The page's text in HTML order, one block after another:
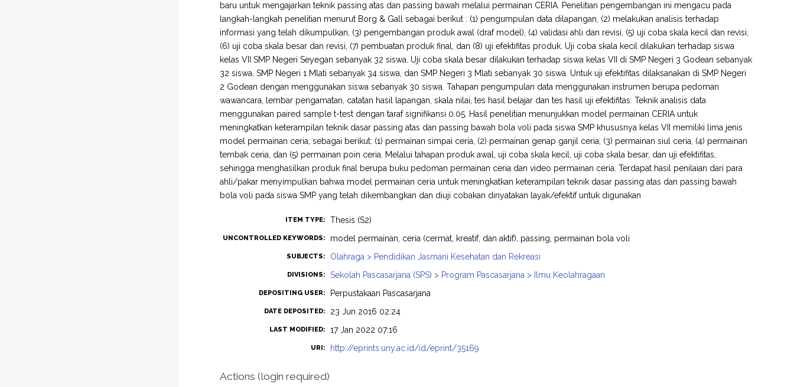
baru untuk mengajarkan teknik passing atas dan passing bawah melalui permainan CERIA. Penelitian pengembangan ini mengacu pada
langkah-langkah penelitian menurut Borg & Gall sebagai berikut : (1) pengumpulan data dilapangan, (2) melakukan analisis terhadap
informasi yang telah dikumpulkan, (3) pengembangan produk awal (draf model), (4) validasi ahli dan revisi, (5) uji coba skala kecil dan revisi,
(6) uji coba skala besar dan revisi, (7) pembuatan produk final, dan (8) uji efektifitas produk. Uji coba skala kecil dilakukan terhadap siswa
kelas VII SMP Negeri Seyegan sebanyak 32 siswa. Uji coba skala besar dilakukan terhadap siswa kelas VII di SMP Negeri 3 Godean sebanyak
32 siswa, SMP Negeri 1 Mlati sebanyak 34 siswa, dan SMP Negeri 3 Mlati sebanyak 30 siswa. Untuk uji efektifitas dilaksanakan di SMP Negeri
2 Godean dengan menggunakan siswa sebanyak 30 siswa. Tahapan pengumpulan data menggunakan instrumen berupa pedoman
wawancara, lembar pengamatan, catatan hasil lapangan, skala nilai, tes hasil belajar dan tes hasil uji efektifitas. Teknik analisis data
menggunakan paired sample t-test dengan taraf signifikansi 0.05. Hasil penelitian menunjukkan model permainan CERIA untuk
meningkatkan keterampilan teknik dasar passing atas dan passing bawah bola voli pada siswa SMP khususnya kelas VII memiliki lima jenis
model permainan ceria, sebagai berikut: (1) permainan simpai ceria, (2) permainan genap ganjil ceria, (3) permainan siul ceria, (4) permainan
tembak ceria, dan (5) permainan poin ceria. Melalui tahapan produk awal, uji coba skala kecil, uji coba skala besar, dan uji efektifitas,
sehingga menghasilkan produk final berupa buku pedoman permainan ceria dan video permainan ceria. Terdapat hasil penilaian dari para
ahli/pakar menyimpulkan bahwa model permainan ceria untuk meningkatkan keterampilan teknik dasar passing atas dan passing bawah
bola voli pada siswa SMP yang telah dikembangkan dan diuji cobakan dinyatakan layak/efektif untuk digunakan
ITEM TYPE: Thesis (S2)
UNCONTROLLED KEYWORDS: model permainan, ceria (cermat, kreatif, dan aktif), passing, permainan bola voli
SUBJECTS: Olahraga > Pendidikan Jasmani Kesehatan dan Rekreasi
DIVISIONS: Sekolah Pascasarjana (SPS) > Program Pascasarjana > Ilmu Keolahragaan
DEPOSITING USER: Perpustakaan Pascasarjana
DATE DEPOSITED: 23 Jun 2016 02:24
LAST MODIFIED: 17 Jan 2022 07:16
URI: http://eprints.uny.ac.id/id/eprint/35169
Actions (login required)